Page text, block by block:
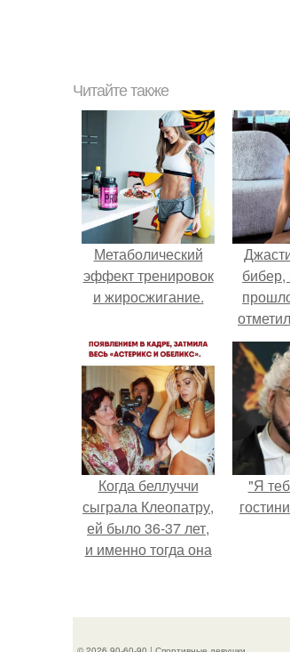
Читайте также
Метаболический
эффект тренировок
и жиросжигание.
бибер,
Когда беллуччи
сыграла Клеопатру,
ей было 36-37 лет,
и именно тогда она
"Я